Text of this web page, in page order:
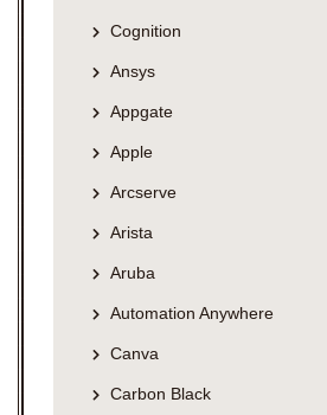
Cognition
Ansys
Appgate
Apple
Arcserve
Arista
Aruba
Automation Anywhere
Canva
Carbon Black